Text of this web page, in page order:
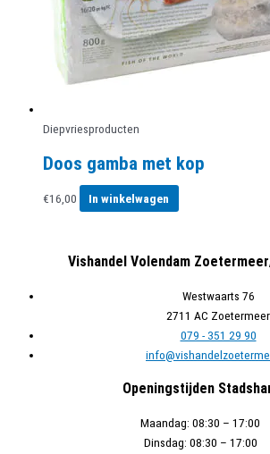
Diepvriesproducten
Doos gamba met kop
€16,00 In winkelwagen
Vishandel Volendam
Westwaarts 76
2711 AC Zoetermeer
079 - 351 29 90
Openingstijden
Maandag: 08:30 – 17:00
Dinsdag: 08:30 – 17:00